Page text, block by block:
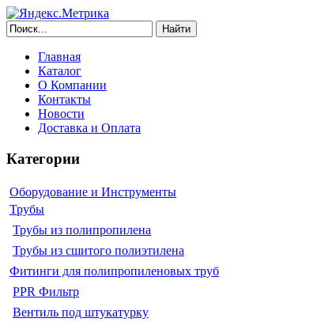
Найти
Главная
Каталог
О Компании
Контакты
Новости
Доставка и Оплата
Категории
Оборудование и Инструменты
Трубы
Трубы из полипропилена
Трубы из сшитого полиэтилена
Фитинги для полипропиленовых труб
PPR Фильтр
Вентиль под штукатурку